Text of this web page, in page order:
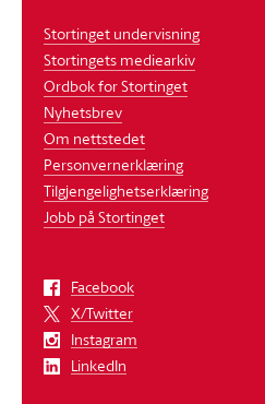
Stortinget undervisning
Stortingets mediearkiv
Ordbok for Stortinget
Nyhetsbrev
Om nettstedet
Personvernerklæring
Tilgjengelighetserklæring
Jobb på Stortinget
Facebook
X/Twitter
Instagram
LinkedIn